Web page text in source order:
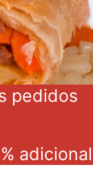
pedidos
adicional